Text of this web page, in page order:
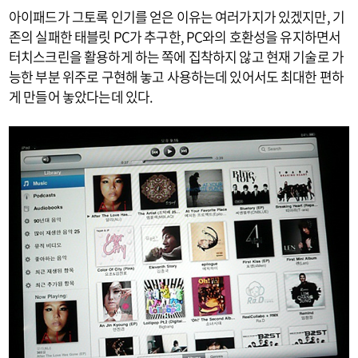
아이패드가 그토록 인기를 얻은 이유는 여러가지가 있겠지만, 기
존의 실패한 태블릿 PC가 추구한, PC와의 호환성을 유지하면서
터치스크린을 활용하게 하는 쪽에 집착하지 않고 현재 기술로 가
능한 부분 위주로 구현해 놓고 사용하는데 있어서도 최대한 편하
게 만들어 놓았다는데 있다.